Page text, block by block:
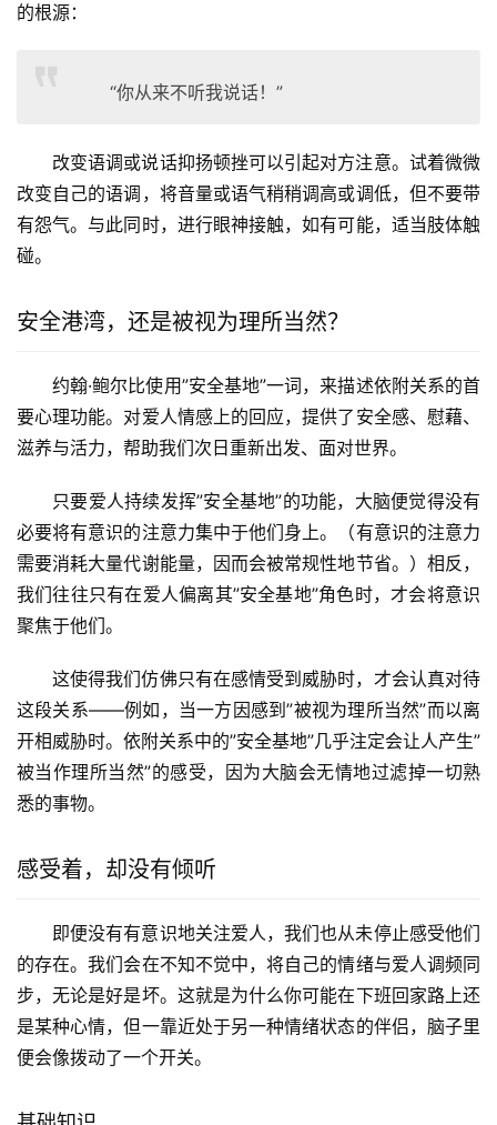
的根源：
“你从来不听我说话！”
改变语调或说话抑扬顿挫可以引起对方注意。试着微微
改变自己的语调，将音量或语气稍稍调高或调低，但不要带
有怨气。与此同时，进行眼神接触，如有可能，适当肢体触
碰。
安全港湾，还是被视为理所当然？
约翰·鲍尔比使用”安全基地”一词，来描述依附关系的首
要心理功能。对爱人情感上的回应，提供了安全感、慰藉、
滋养与活力，帮助我们次日重新出发、面对世界。
只要爱人持续发挥”安全基地”的功能，大脑便觉得没有
必要将有意识的注意力集中于他们身上。（有意识的注意力
需要消耗大量代谢能量，因而会被常规性地节省。）相反，
我们往往只有在爱人偏离其”安全基地”角色时，才会将意识
聚焦于他们。
这使得我们仿佛只有在感情受到威胁时，才会认真对待
这段关系——例如，当一方因感到”被视为理所当然”而以离
开相威胁时。依附关系中的”安全基地”几乎注定会让人产生”
被当作理所当然”的感受，因为大脑会无情地过滤掉一切熟
悉的事物。
感受着，却没有倾听
即便没有有意识地关注爱人，我们也从未停止感受他们
的存在。我们会在不知不觉中，将自己的情绪与爱人调频同
步，无论是好是坏。这就是为什么你可能在下班回家路上还
是某种心情，但一靠近处于另一种情绪状态的伴侣，脑子里
便会像拨动了一个开关。